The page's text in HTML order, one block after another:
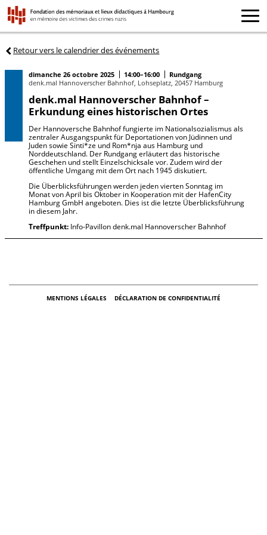
Retour vers le calendrier des événements
dimanche 26 octobre 2025 14:00–16:00
Rundgang
denk.mal Hannoverscher Bahnhof, Lohseplatz, 20457 Hamburg
denk.mal Hannoverscher Bahnhof –
Erkundung eines historischen Ortes
Der Hannoversche Bahnhof fungierte im Nationalsozialismus als
zentraler Ausgangspunkt für Deportationen von Jüdinnen und
Juden sowie Sinti*ze und Rom*nja aus Hamburg und
Norddeutschland. Der Rundgang erläutert das historische
Geschehen und stellt Einzelschicksale vor. Zudem wird der
öffentliche Umgang mit dem Ort nach 1945 diskutiert.
Die Überblicksführungen werden jeden vierten Sonntag im
Monat von April bis Oktober in Kooperation mit der HafenCity
Hamburg GmbH angeboten. Dies ist die letzte Überblicksführung
in diesem Jahr.
Treffpunkt:Info-Pavillon denk.mal Hannoverscher Bahnhof
MENTIONS LÉGALES DÉCLARATION DE CONFIDENTIALITÉ